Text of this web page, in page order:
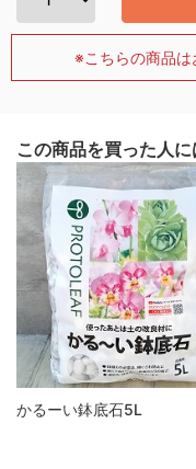
※こちらの商品
この商品を買った人
かるーい鉢底石5L